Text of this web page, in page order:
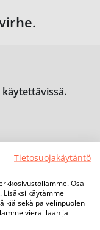
Tietosuojakäytäntö
Osa
käytämme
sekä palvelinpuolen
vieraillaan ja